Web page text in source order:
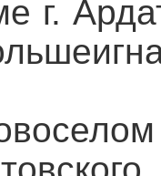
г.